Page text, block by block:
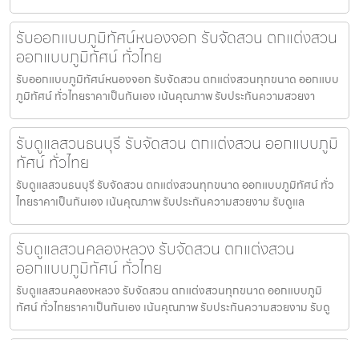
รับออกแบบภูมิทัศน์หนองจอก รับจัดสวน ตกแต่งสวน
ออกแบบภูมิทัศน์ ทั่วไทย
รับออกแบบภูมิทัศน์หนองจอก รับจัดสวน ตกแต่งสวนทุกขนาด ออกแบบ
ภูมิทัศน์ ทั่วไทยราคาเป็นกันเอง เน้นคุณภาพ รับประกันความสวยงา
รับดูแลสวนธนบุรี รับจัดสวน ตกแต่งสวน ออกแบบภูมิ
ทัศน์ ทั่วไทย
รับดูแลสวนธนบุรี รับจัดสวน ตกแต่งสวนทุกขนาด ออกแบบภูมิทัศน์ ทั่ว
ไทยราคาเป็นกันเอง เน้นคุณภาพ รับประกันความสวยงาม รับดูแล
รับดูแลสวนคลองหลวง รับจัดสวน ตกแต่งสวน
ออกแบบภูมิทัศน์ ทั่วไทย
รับดูแลสวนคลองหลวง รับจัดสวน ตกแต่งสวนทุกขนาด ออกแบบภูมิ
ทัศน์ ทั่วไทยราคาเป็นกันเอง เน้นคุณภาพ รับประกันความสวยงาม รับดู